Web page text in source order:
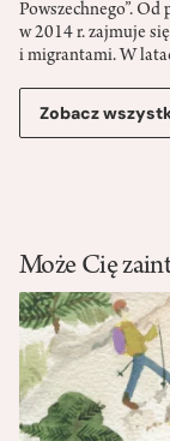
Powszechnego”.
w 2014 r. zajmuje
i migrantami. W
Zobacz
Może Cię